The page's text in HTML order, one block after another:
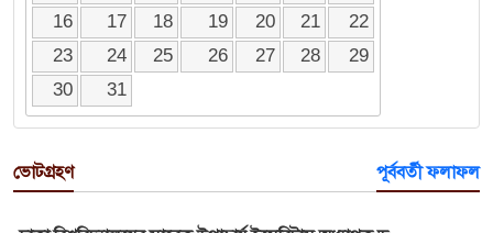
16
17 18 19 20 21
22
23
24 25 26 27 28
29
30
31
ভোটগ্রহণ পূর্ববর্তী ফলাফল